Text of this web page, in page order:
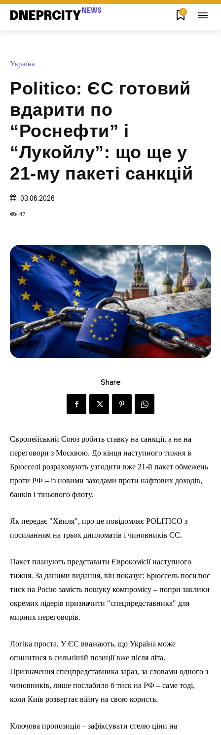
DNEPRCITY NEWS 0
Україна
Politico: ЄС готовий
вдарити по
“Роснефти” і
“Лукойлу”: що ще у
21-му пакеті санкцій
03.06.2026
47
Share
Європейський Союз робить ставку на санкції, а не на
переговори з Москвою. До кінця наступного тижня в
Брюсселі розраховують узгодити вже 21-й пакет обмежень
проти РФ – із новими заходами проти нафтових доходів,
банків і тіньового флоту.
Як передає "Хвиля", про це повідомляє POLITICO з
посиланням на трьох дипломатів і чиновників ЄС.
Пакет планують представити Єврокомісії наступного
тижня. За даними видання, він показує: Брюссель посилює
тиск на Росію замість пошуку компромісу – попри заклики
окремих лідерів призначити "спецпредставника" для
мирних переговорів.
Логіка проста. У ЄС вважають, що Україна може
опинитися в сильнішій позиції вже після літа.
Призначення спецпредставника зараз, за словами одного з
чиновників, лише послабило б тиск на РФ – саме тоді,
коли Київ розвертає війну на свою користь.
Ключова пропозиція – зафіксувати стелю ціни на